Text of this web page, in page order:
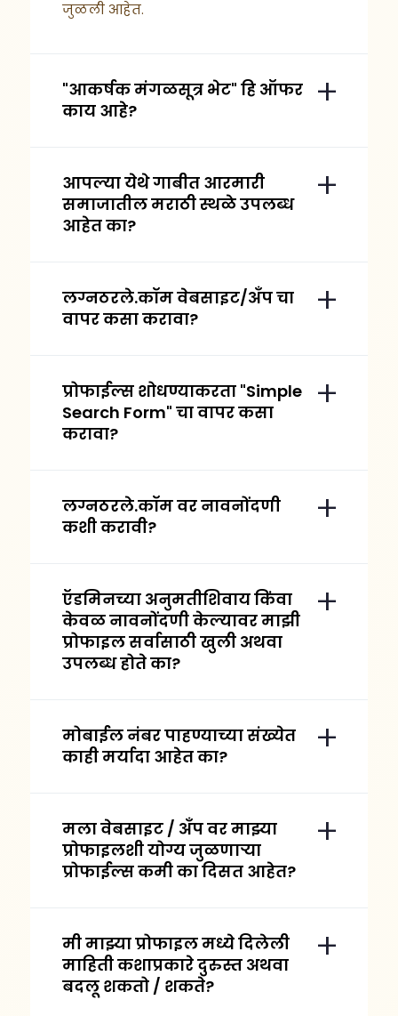
जुळली आहेत.
"आकर्षक मंगळसूत्र भेट" हि ऑफर
काय आहे?
आपल्या येथे गाबीत आरमारी
समाजातील मराठी स्थळे उपलब्ध
आहेत का?
लग्नठरले.कॉम वेबसाइट/अँप चा
वापर कसा करावा?
प्रोफाईल्स शोधण्याकरता "Simple
Search Form" चा वापर कसा
करावा?
लग्नठरले.कॉम वर नावनोंदणी
कशी करावी?
ऍडमिनच्या अनुमतीशिवाय किंवा
केवळ नावनोंदणी केल्यावर माझी
प्रोफाइल सर्वासाठी खुली अथवा
उपलब्ध होते का?
मोबाईल नंबर पाहण्याच्या संख्येत
काही मर्यादा आहेत का?
मला वेबसाइट / अँप वर माझ्या
प्रोफाइलशी योग्य जुळणाऱ्या
प्रोफाईल्स कमी का दिसत आहेत?
मी माझ्या प्रोफाइल मध्ये दिलेली
माहिती कशाप्रकारे दुरुस्त अथवा
बदलू शकतो / शकते?